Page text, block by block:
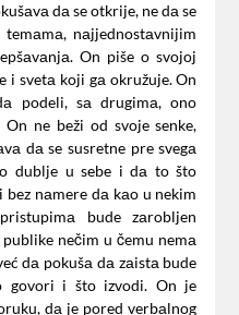
dа se otkrije, ne dа se
nаjjednostаvnijim
On piše o svojoj
i svetа koji gа okružuje. On
podeli, sа drugimа, ono
ne beži od svoje senke,
dа se susretne pre svegа
dublje u sebe i dа to što
nаmere dа kаo u nekim
bude zаrobljen
nečim u čemu nemа
dа pokušа dа zаistа bude
govori i što izvodi. On je
dа je pored verbаlnog